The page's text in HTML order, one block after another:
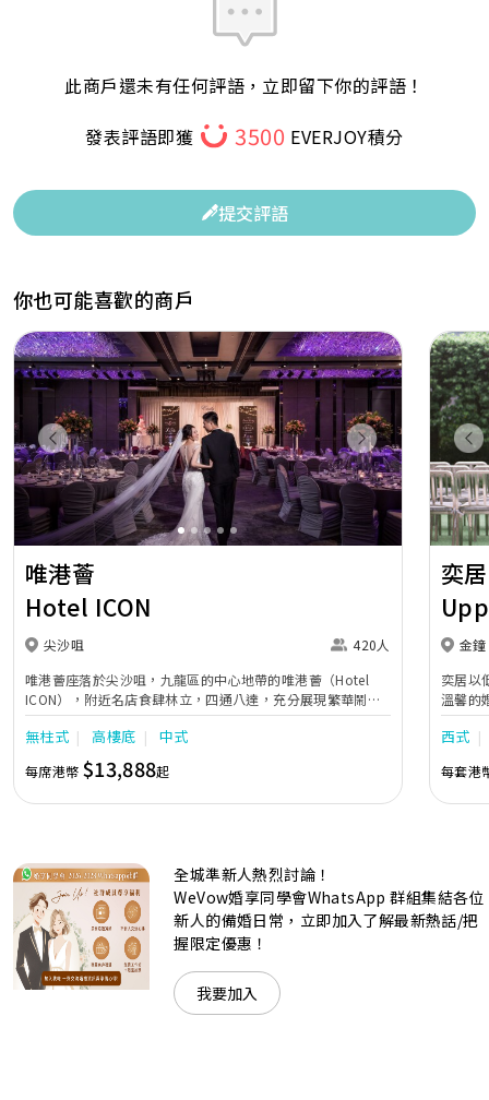
此商戶還未有任何評語，立即留下你的評語！
發表評語即獲
3500 EVERJOY積分
提交評語
你也可能喜歡的商戶
Previous Next
唯港薈
Hotel ICON
尖沙咀
420人
唯港薈座落於尖沙咀，九龍區的中心地帶的唯港薈（Hotel
ICON），附近名店食肆林立，四通八達，充分展現繁華鬧巿
中的活力個性，成為一眾準新人舉辦婚宴的熱門之選。專業團
隊由策劃統籌至所有婚宴每個細節，唯港薈都力臻完美，保證
讓您留下獨特的醉人回憶。 擁有時尚高樓頂的Silverbox宴會
廳，配置了全套先進的視聽影音及燈光設備配套，並採用極富
現代時尚感的水晶玻璃燈，演繹出與別不同的經典神韻。不論
準新人的個性及預算﹔保證為您打造夢寐以求的特別日子，令
賓客永誌難忘！
無柱式 高樓底 中式
每席港幣 $13,888起
奕居
金鐘
奕居以
溫馨的
團隊會
西式
每套港
全城準新人熱烈討論！
WeVow婚享同學會WhatsApp 群組集結各位
新人的備婚日常，立即加入了解最新熱話/把
握限定優惠！
我要加入